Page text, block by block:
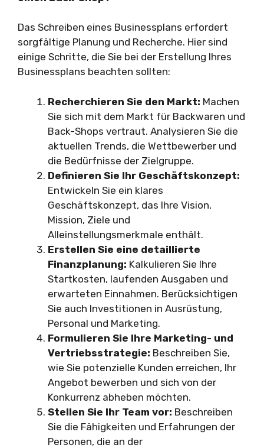
Das Schreiben eines Businessplans erfordert
sorgfältige Planung und Recherche. Hier sind
einige Schritte, die Sie bei der Erstellung Ihres
Businessplans beachten sollten:
Recherchieren Sie den Markt: Machen
Sie sich mit dem Markt für Backwaren und
Back-Shops vertraut. Analysieren Sie die
aktuellen Trends, die Wettbewerber und
die Bedürfnisse der Zielgruppe.
Definieren Sie Ihr Geschäftskonzept:
Entwickeln Sie ein klares
Geschäftskonzept, das Ihre Vision,
Mission, Ziele und
Alleinstellungsmerkmale enthält.
Erstellen Sie eine detaillierte
Finanzplanung: Kalkulieren Sie Ihre
Startkosten, laufenden Ausgaben und
erwarteten Einnahmen. Berücksichtigen
Sie auch Investitionen in Ausrüstung,
Personal und Marketing.
Formulieren Sie Ihre Marketing- und
Vertriebsstrategie: Beschreiben Sie,
wie Sie potenzielle Kunden erreichen, Ihr
Angebot bewerben und sich von der
Konkurrenz abheben möchten.
Stellen Sie Ihr Team vor: Beschreiben
Sie die Fähigkeiten und Erfahrungen der
Personen, die an der